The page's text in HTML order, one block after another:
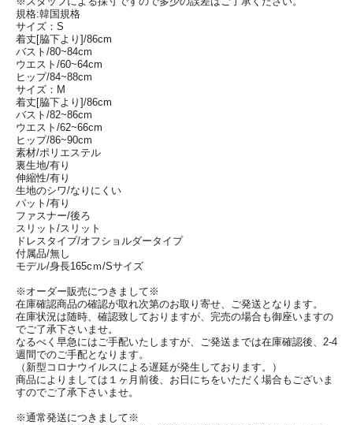
規格:韓国規格
サイズ：S
着丈[脇下より]/86cm
バスト/80~84cm
ウエスト/60~64cm
ヒップ/84~88cm
サイズ：M
着丈[脇下より]/86cm
バスト/82~86cm
ウエスト/62~66cm
ヒップ/86~90cm
素材/ポリエステル
裏生地/有り
伸縮性/有り
生地のシワ/なりにくい
パット/有り
ファスナー/後ろ
スリット/スリット
ドレスタイプ/オフショルダータイプ
付属品/無し
モデル/身長165cｍ/Sサイズ
※オーダー販売につきまして※
在庫確認商品の確認が取れ次第のお取り寄せ、ご発送となります。
在庫状況は随時、確認致しておりますが、完売の場合も御座いますの
でご了承下さいませ。
なるべく早急にはご手配いたしますが、ご発送までは在庫確認後、2-4
週間でのご手配となります。
（新型コロナウイルスによる遅延が発生しております。）
商品によりましては１ヶ月前後、お日にちをいただく場合もございま
すのでご了承下さいませ。
※通常発送につきまして※